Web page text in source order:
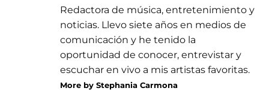
Redactora de música, entretenimiento y
noticias. Llevo siete años en medios de
comunicación y he tenido la
oportunidad de conocer, entrevistar y
escuchar en vivo a mis artistas favoritas.
More by Stephania Carmona